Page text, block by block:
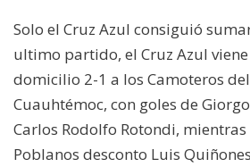
Solo el Cruz Azul consiguió
ultimo partido, el Cruz Azul
domicilio 2-1 a los Camoteros
Cuauhtémoc, con goles de
Carlos Rodolfo Rotondi,
Poblanos desconto Luis